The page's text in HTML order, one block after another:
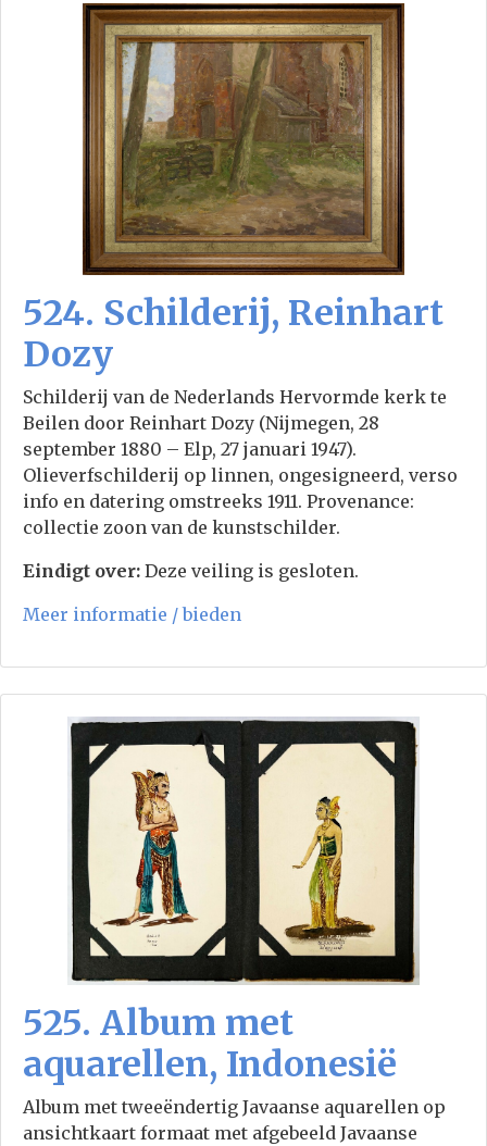
524. Schilderij, Reinhart
Dozy
Schilderij van de Nederlands Hervormde kerk te
Beilen door Reinhart Dozy (Nijmegen, 28
september 1880 – Elp, 27 januari 1947).
Olieverfschilderij op linnen, ongesigneerd, verso
info en datering omstreeks 1911. Provenance:
collectie zoon van de kunstschilder.
Eindigt over: Deze veiling is gesloten.
Meer informatie / bieden
525. Album met
aquarellen, Indonesië
Album met tweeëndertig Javaanse aquarellen op
ansichtkaart formaat met afgebeeld Javaanse